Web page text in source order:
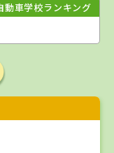
動車学校ランキング